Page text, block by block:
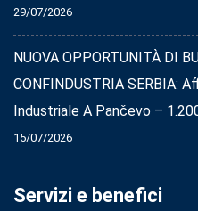
29/07/2026
NUOVA OPPORTUNITÀ DI
CONFINDUSTRIA SERBIA:
Industriale A Pančevo –
15/07/2026
Servizi e benefici